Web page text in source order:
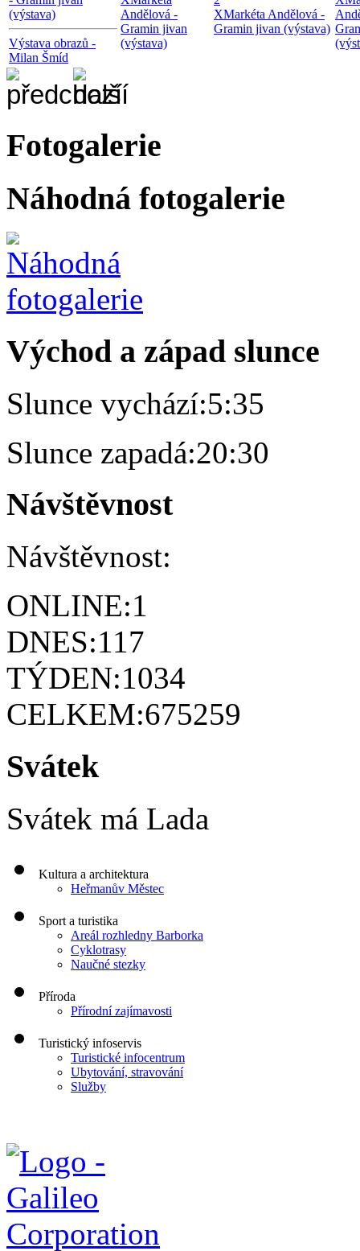
(výstava)
Výstava obrazů -
Milan Šmíd
Andělová -
Gramin jivan
(výstava)
XMarkéta Andělová -
Gramin jivan (výstava)
Fotogalerie
Náhodná fotogalerie
Východ a západ slunce
Slunce vychází:5:35
Slunce zapadá:20:30
Návštěvnost
Návštěvnost:
ONLINE:1
DNES:117
TÝDEN:1034
CELKEM:675259
Svátek
Svátek má Lada
Kultura a architektura
Heřmanův Městec
Sport a turistika
Areál rozhledny Barborka
Cyklotrasy
Naučné stezky
Příroda
Přírodní zajímavosti
Turistický infoservis
Turistické infocentrum
Ubytování, stravování
Služby